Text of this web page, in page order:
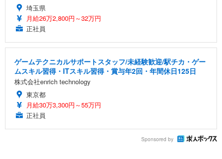
埼玉県
月給26万2,800円～32万円
正社員
ゲームテクニカルサポートスタッフ/未経験歓迎/駅チカ・ゲー
ムスキル習得・ITスキル習得・賞与年2回・年間休日125日
株式会社enrich technology
東京都
月給30万3,300円～55万円
正社員
Sponsored by